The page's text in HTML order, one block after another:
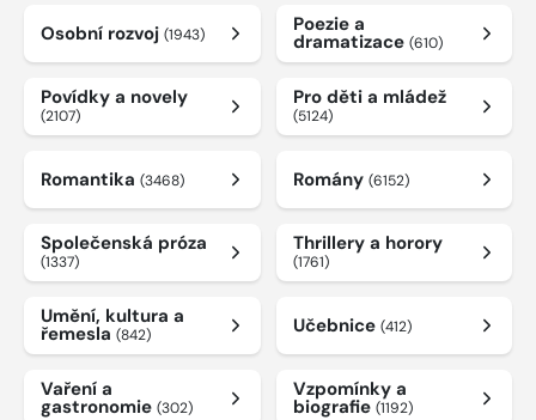
Osobní rozvoj (1943) Poezie a
dramatizace (610)
Povídky a novely
(2107)
Pro děti a mládež
(5124)
Romantika (3468) Romány (6152)
Společenská próza
(1337)
Thrillery a horory
(1761)
Umění, kultura a
řemesla (842) Učebnice (412)
Vaření a
gastronomie (302)
Vzpomínky a
biografie (1192)